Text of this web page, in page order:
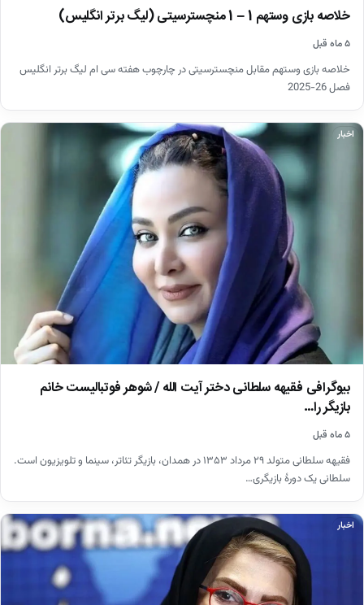
خلاصه بازی وستهم 1 – 1 منچسترسیتی (لیگ برتر انگلیس)
۵ ماه قبل
خلاصه بازی وستهم مقابل منچسترسیتی در چارچوب هفته سی ام لیگ برتر انگلیس
فصل 26-2025
اخبار
بیوگرافی فقیهه سلطانی دختر آیت الله / شوهر فوتبالیست خانم
بازیگر را…
۵ ماه قبل
فقیهه سلطانی متولد ۲۹ مرداد ۱۳۵۳ در همدان، بازیگر تئاتر، سینما و تلویزیون است.
سلطانی یک دورهٔ بازیگری…
اخبار